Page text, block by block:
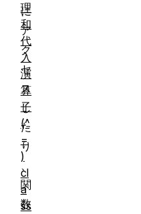
に
ア
ク
セ
ス
し
た
り
、
関
数
理
和
代
入
演
算
子
(^
=
)
cl
a
ss